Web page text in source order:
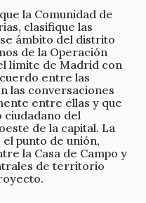
la Comunidad de
clasifique las
ámbito del distrito
de la Operación
límite de Madrid con
entre las
las conversaciones
entre ellas y que
del
de la capital. La
punto de unión,
la Casa de Campo y
de territorio